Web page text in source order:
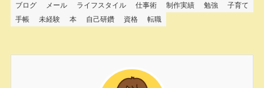
ブログ
メール ライフスタイル 仕事術 制作実績 勉強
子育て
手帳
未経験 本 自己研鑽 資格 転職